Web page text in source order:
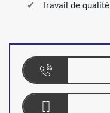
Travail de qualité